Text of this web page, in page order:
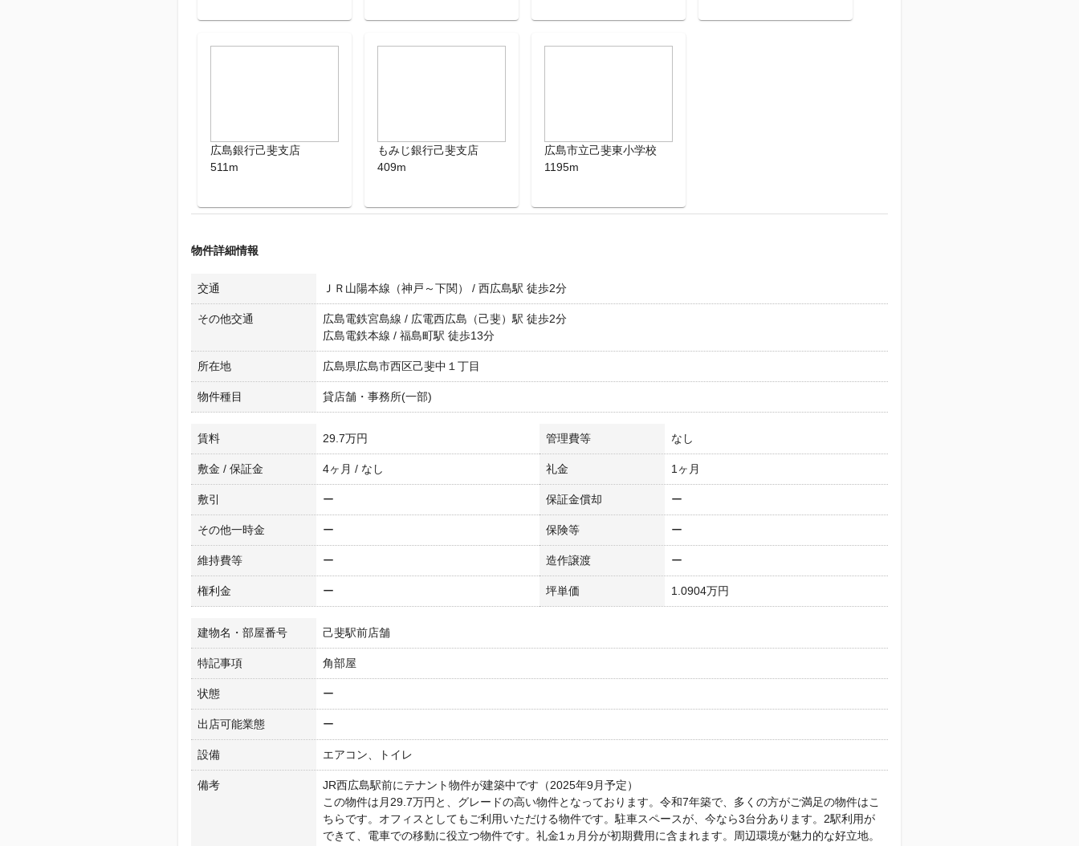
広島銀行己斐支店
511m
もみじ銀行己斐支店
409m
広島市立己斐東小学校
1195m
物件詳細情報
交通 ＪＲ山陽本線（神戸～下関） / 西広島駅 徒歩2分
その他交通
広島電鉄宮島線 / 広電西広島（己斐）駅 徒歩2分
広島電鉄本線 / 福島町駅 徒歩13分
所在地 広島県広島市西区己斐中１丁目
物件種目 貸店舗・事務所(一部)
賃料 29.7万円 管理費等 なし
敷金 / 保証金 4ヶ月 / なし 礼金 1ヶ月
敷引 ー 保証金償却 ー
その他一時金 ー 保険等 ー
維持費等 ー 造作譲渡 ー
権利金 ー 坪単価 1.0904万円
建物名・部屋番号 己斐駅前店舗
特記事項 角部屋
状態 ー
出店可能業態 ー
設備 エアコン、トイレ
備考
JR西広島駅前にテナント物件が建築中です（2025年9月予定）
この物件は月29.7万円と、グレードの高い物件となっております。令和7年築で、多くの方がご満足の物件はこ
ちらです。オフィスとしてもご利用いただける物件です。駐車スペースが、今なら3台分あります。2駅利用が
できて、電車での移動に役立つ物件です。礼金1ヵ月分が初期費用に含まれます。周辺環境が魅力的な好立地。